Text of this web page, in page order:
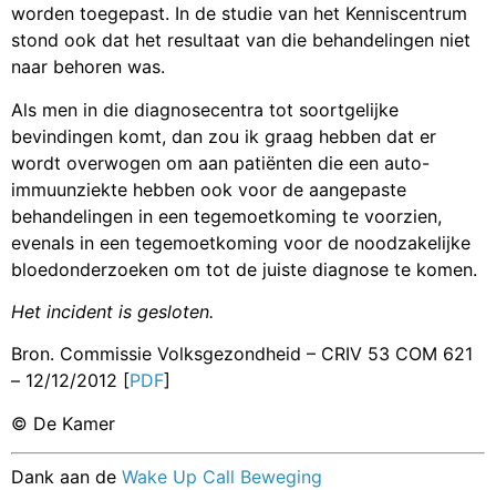
worden toegepast. In de studie van het Kenniscentrum
stond ook dat het resultaat van die behandelingen niet
naar behoren was.
Als men in die diagnosecentra tot soortgelijke
bevindingen komt, dan zou ik graag hebben dat er
wordt overwogen om aan patiënten die een auto-
immuunziekte hebben ook voor de aangepaste
behandelingen in een tegemoetkoming te voorzien,
evenals in een tegemoetkoming voor de noodzakelijke
bloedonderzoeken om tot de juiste diagnose te komen.
Het incident is gesloten.
Bron. Commissie Volksgezondheid – CRIV 53 COM 621
– 12/12/2012 [PDF]
© De Kamer
Dank aan de Wake Up Call Beweging